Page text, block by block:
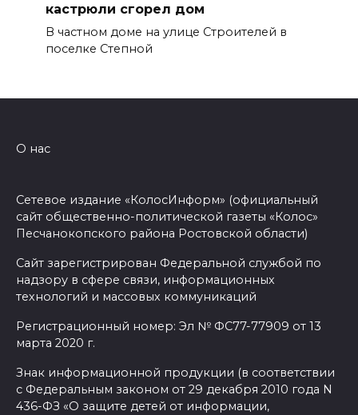
кастрюли сгорел дом
В частном доме на улице Строителей в
поселке Степной
О нас
Сетевое издание «КолосИнформ» (официальный
сайт общественно-политической газеты «Колос»
Песчанокопского района Ростовской области)
Сайт зарегистрирован Федеральной службой по
надзору в сфере связи, информационных
технологий и массовых коммуникаций
Регистрационный номер: Эл № ФС77-77909 от 13
марта 2020 г.
Знак информационной продукции (в соответствии
с Федеральным законом от 29 декабря 2010 года N
436-ФЗ «О защите детей от информации,